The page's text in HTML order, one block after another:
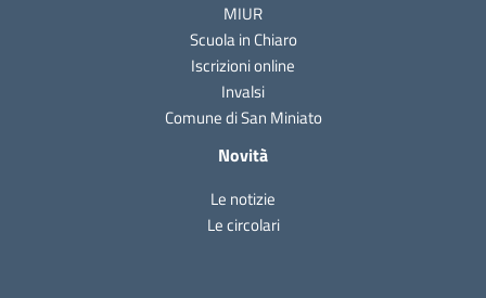
MIUR
Scuola in Chiaro
Iscrizioni online
Invalsi
Comune di San Miniato
Novità
Le notizie
Le circolari